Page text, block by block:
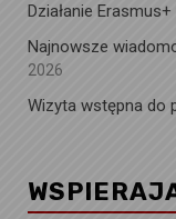
Działanie
Najnowsze
2026
Wizyta wstępna do